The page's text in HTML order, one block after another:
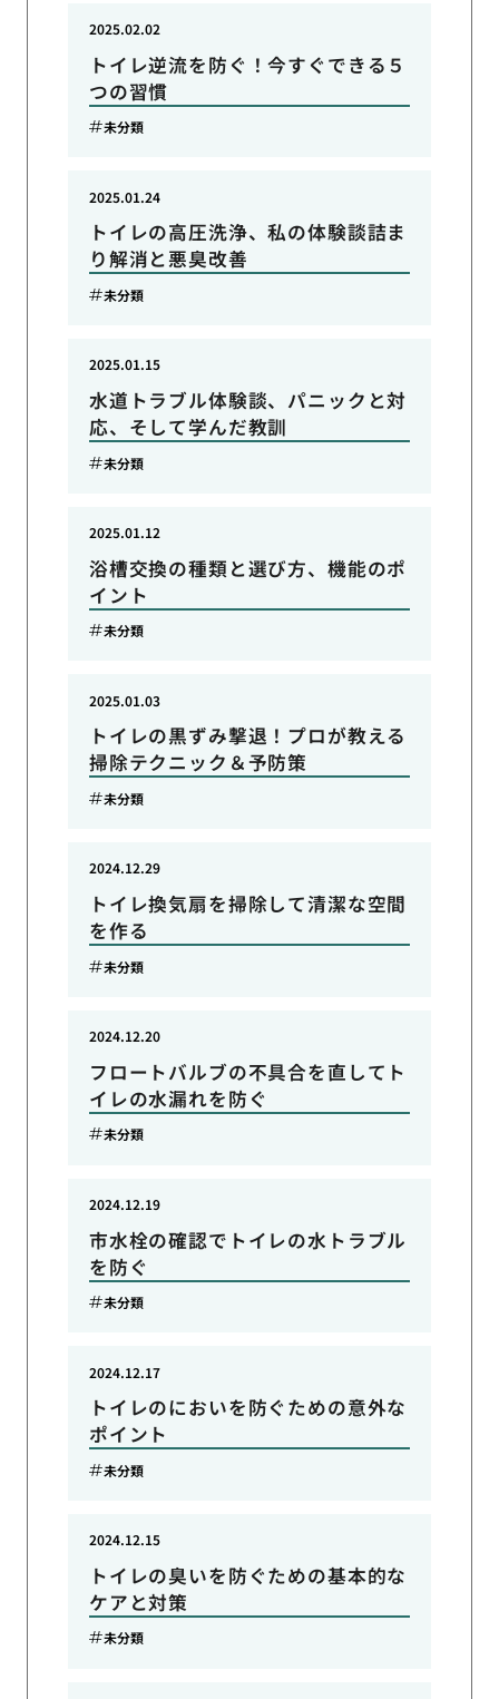
トイレ逆流を防ぐ！今すぐできる５
つの習慣
2025.02.02
未分類
トイレの高圧洗浄、私の体験談詰ま
り解消と悪臭改善
2025.01.24
未分類
水道トラブル体験談、パニックと対
応、そして学んだ教訓
2025.01.15
未分類
浴槽交換の種類と選び方、機能のポ
イント
2025.01.12
未分類
トイレの黒ずみ撃退！プロが教える
掃除テクニック＆予防策
2025.01.03
未分類
トイレ換気扇を掃除して清潔な空間
を作る
2024.12.29
未分類
フロートバルブの不具合を直してト
イレの水漏れを防ぐ
2024.12.20
未分類
市水栓の確認でトイレの水トラブル
を防ぐ
2024.12.19
未分類
トイレのにおいを防ぐための意外な
ポイント
2024.12.17
未分類
トイレの臭いを防ぐための基本的な
ケアと対策
2024.12.15
未分類